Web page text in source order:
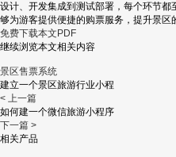
设计、开发集成到测试部署，每个环节
够为游客提供便捷的购票服务，提升景区
免费下载本文PDF
继续浏览本文相关内容
景区售票系统
建立一个景区旅游行业小程
< 上一篇
如何建一个微信旅游小程序
下一篇 >
相关产品